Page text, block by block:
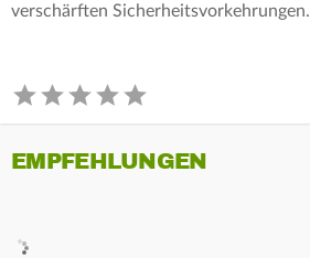
verschärften Sicherheitsvorkehrungen.
EMPFEHLUNGEN